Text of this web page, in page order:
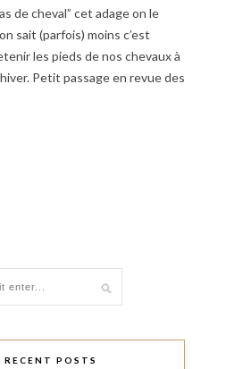
de cheval” cet adage on le
sait (parfois) moins c’est
les pieds de nos chevaux à
Petit passage en revue des
RECENT POSTS